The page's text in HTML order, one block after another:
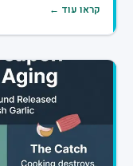
קראו עוד ←